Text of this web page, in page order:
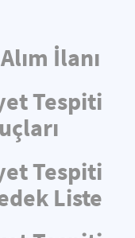
İlanı
Tespiti
Tespiti
Liste